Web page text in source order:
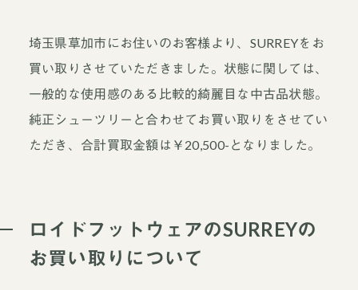
埼玉県草加市にお住いのお客様より、SURREYをお
買い取りさせていただきました。状態に関しては、
一般的な使用感のある比較的綺麗目な中古品状態。
純正シューツリーと合わせてお買い取りをさせてい
ただき、合計買取金額は￥20,500-となりました。
ロイドフットウェアのSURREYの
お買い取りについて